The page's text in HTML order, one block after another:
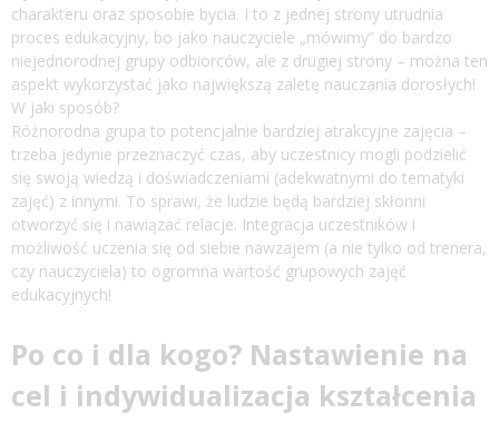
charakteru oraz sposobie bycia. I to z jednej strony utrudnia
proces edukacyjny, bo jako nauczyciele „mówimy” do bardzo
niejednorodnej grupy odbiorców, ale z drugiej strony – można ten
aspekt wykorzystać jako największą zaletę nauczania dorosłych!
W jaki sposób?
Różnorodna grupa to potencjalnie bardziej atrakcyjne zajęcia –
trzeba jedynie przeznaczyć czas, aby uczestnicy mogli podzielić
się swoją wiedzą i doświadczeniami (adekwatnymi do tematyki
zajęć) z innymi. To sprawi, że ludzie będą bardziej skłonni
otworzyć się i nawiązać relacje. Integracja uczestników i
możliwość uczenia się od siebie nawzajem (a nie tylko od trenera,
czy nauczyciela) to ogromna wartość grupowych zajęć
edukacyjnych!
Po co i dla kogo? Nastawienie na
cel i indywidualizacja kształcenia